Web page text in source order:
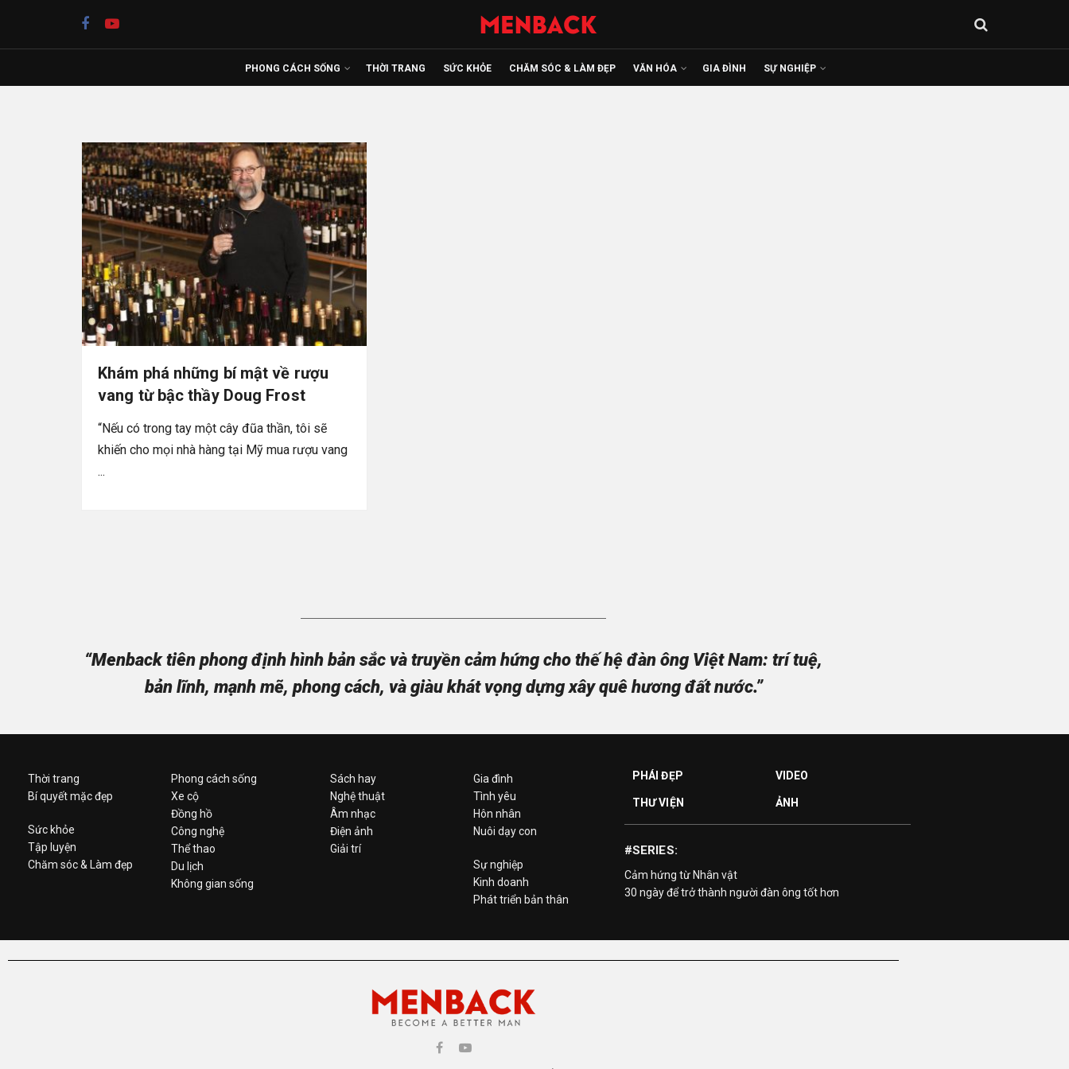
PHONG CÁCH SỐNG THỜI TRANG SỨC KHỎE CHĂM SÓC & LÀM ĐẸP VĂN HÓA GIA ĐÌNH SỰ NGHIỆP
Khám phá những bí mật về rượu
vang từ bậc thầy Doug Frost
“Nếu có trong tay một cây đũa thần, tôi sẽ
khiến cho mọi nhà hàng tại Mỹ mua rượu vang
...
“Menback tiên phong định hình bản sắc và truyền cảm hứng cho thế hệ đàn ông Việt Nam: trí tuệ,
bản lĩnh, mạnh mẽ, phong cách, và giàu khát vọng dựng xây quê hương đất nước.”
Thời trang
Bí quyết mặc đẹp
Sức khỏe
Tập luyện
Chăm sóc & Làm đẹp
Phong cách sống
Xe cộ
Đồng hồ
Công nghệ
Thể thao
Du lịch
Không gian sống
Sách hay
Nghệ thuật
Âm nhạc
Điện ảnh
Giải trí
Gia đình
Tình yêu
Hôn nhân
Nuôi dạy con
Sự nghiệp
Kinh doanh
Phát triển bản thân
PHÁI ĐẸP
THƯ VIỆN
VIDEO
ẢNH
#SERIES:
Cảm hứng từ Nhân vật
30 ngày để trở thành người đàn ông tốt hơn